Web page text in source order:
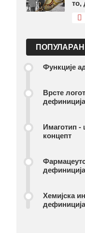
то,
Функције
Врсте
Имаготип -
концепт
Хемијска